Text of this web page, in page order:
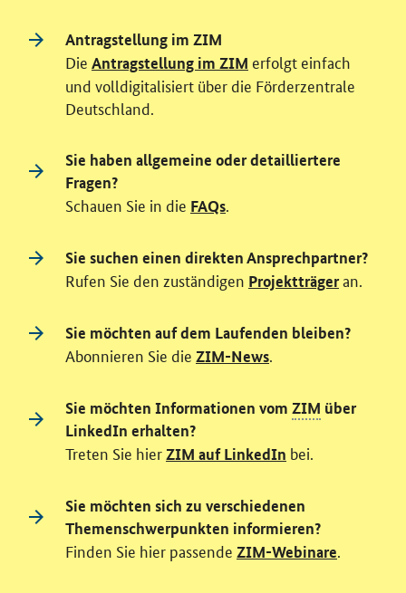
Antragstellung im ZIM
Die Antragstellung im ZIM erfolgt einfach
und volldigitalisiert über die Förderzentrale
Deutschland.
Sie haben allgemeine oder detailliertere
Fragen?
Schauen Sie in die FAQs.
Sie suchen einen direkten Ansprechpartner?
Rufen Sie den zuständigen Projektträgeran.
Sie möchten auf dem Laufenden bleiben?
Abonnieren Sie die ZIM-News.
Sie möchten Informationen vom ZIM über
LinkedIn erhalten?
Treten Sie hierZIM auf LinkedIn bei.
Sie möchten sich zu verschiedenen
Themenschwerpunkten informieren?
Finden Sie hier passende ZIM-Webinare.